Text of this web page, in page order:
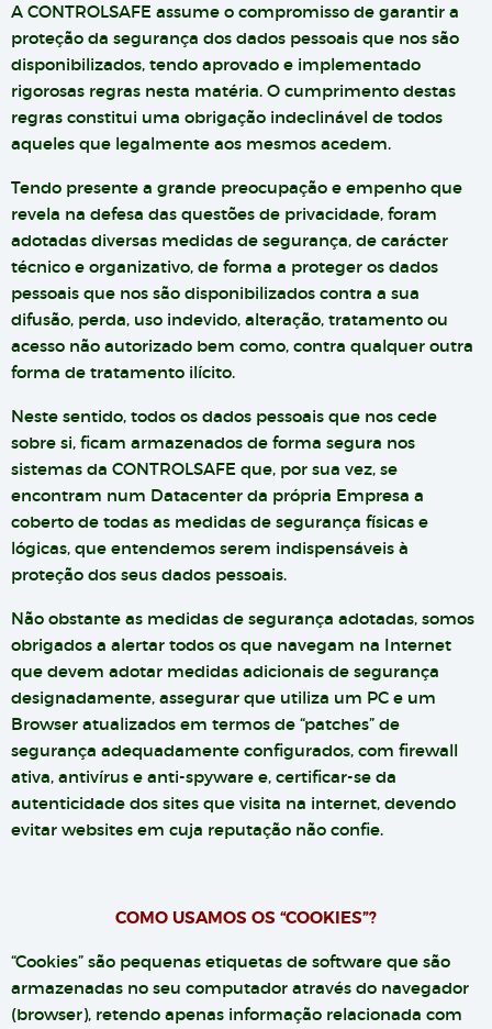
A CONTROLSAFE assume o compromisso de garantir a
proteção da segurança dos dados pessoais que nos são
disponibilizados, tendo aprovado e implementado
rigorosas regras nesta matéria. O cumprimento destas
regras constitui uma obrigação indeclinável de todos
aqueles que legalmente aos mesmos acedem.
Tendo presente a grande preocupação e empenho que
revela na defesa das questões de privacidade, foram
adotadas diversas medidas de segurança, de carácter
técnico e organizativo, de forma a proteger os dados
pessoais que nos são disponibilizados contra a sua
difusão, perda, uso indevido, alteração, tratamento ou
acesso não autorizado bem como, contra qualquer outra
forma de tratamento ilícito.
Neste sentido, todos os dados pessoais que nos cede
sobre si, ficam armazenados de forma segura nos
sistemas da CONTROLSAFE que, por sua vez, se
encontram num Datacenter da própria Empresa a
coberto de todas as medidas de segurança físicas e
lógicas, que entendemos serem indispensáveis à
proteção dos seus dados pessoais.
Não obstante as medidas de segurança adotadas, somos
obrigados a alertar todos os que navegam na Internet
que devem adotar medidas adicionais de segurança
designadamente, assegurar que utiliza um PC e um
Browser atualizados em termos de “patches” de
segurança adequadamente configurados, com firewall
ativa, antivírus e anti-spyware e, certificar-se da
autenticidade dos sites que visita na internet, devendo
evitar websites em cuja reputação não confie.
COMO USAMOS OS “COOKIES”?
“Cookies” são pequenas etiquetas de software que são
armazenadas no seu computador através do navegador
(browser), retendo apenas informação relacionada com